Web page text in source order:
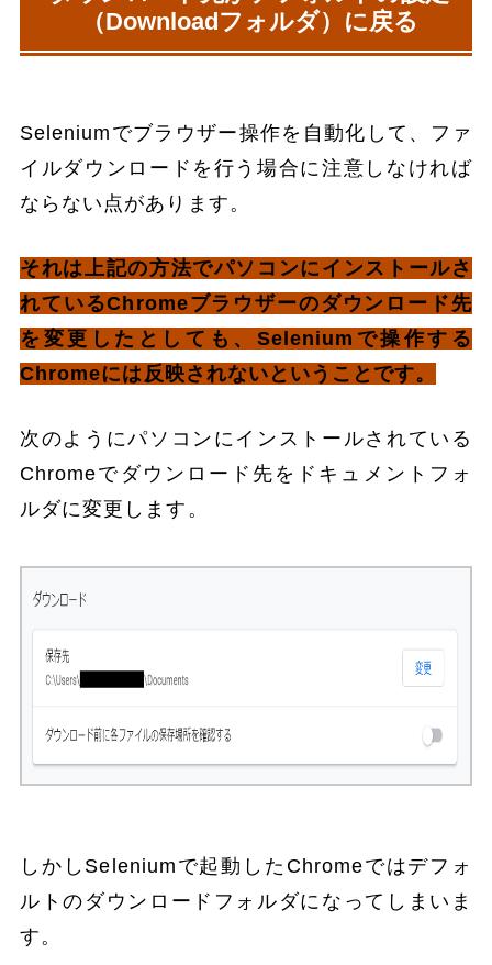
（Downloadフォルダ）に戻る
Seleniumでブラウザー操作を自動化して、ファ
イルダウンロードを行う場合に注意しなければ
ならない点があります。
それは上記の方法でパソコンにインストールさ
れているChromeブラウザーのダウンロード先
を変更したとしても、Seleniumで操作する
Chromeには反映されないということです。
次のようにパソコンにインストールされている
Chromeでダウンロード先をドキュメントフォ
ルダに変更します。
しかしSeleniumで起動したChromeではデフォ
ルトのダウンロードフォルダになってしまいま
す。